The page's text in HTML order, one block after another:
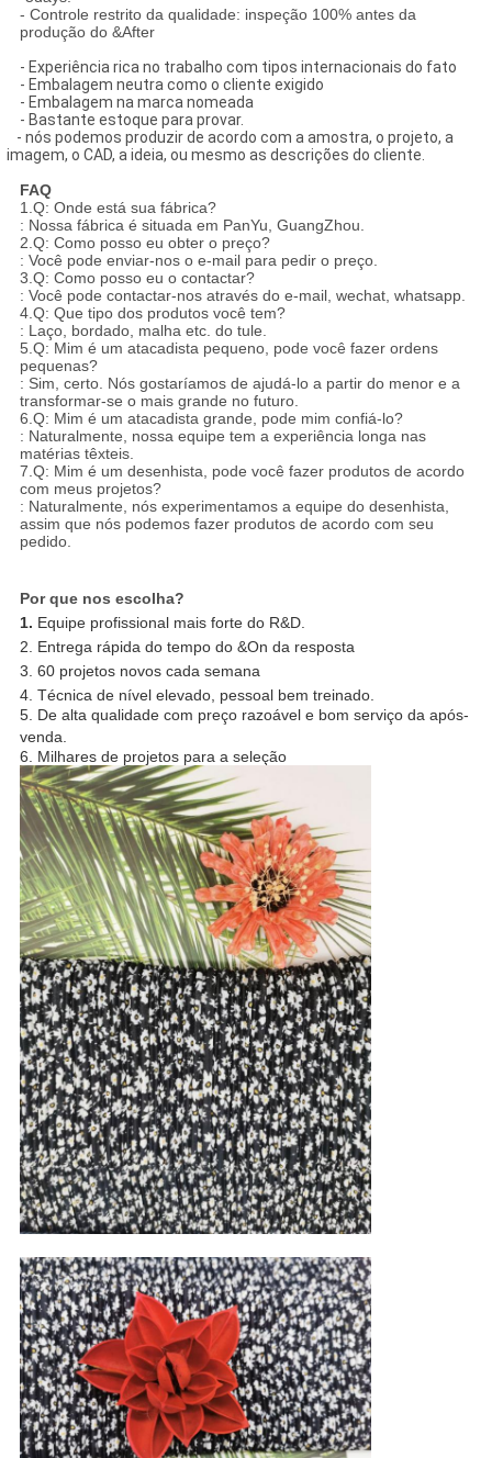
- Controle restrito da qualidade: inspeção 100% antes da
produção do &After
- Experiência rica no trabalho com tipos internacionais do fato
- Embalagem neutra como o cliente exigido
- Embalagem na marca nomeada
- Bastante estoque para provar.
- nós podemos produzir de acordo com a amostra, o projeto, a
imagem, o CAD, a ideia, ou mesmo as descrições do cliente.
FAQ
1.Q: Onde está sua fábrica?
: Nossa fábrica é situada em PanYu, GuangZhou.
2.Q: Como posso eu obter o preço?
: Você pode enviar-nos o e-mail para pedir o preço.
3.Q: Como posso eu o contactar?
: Você pode contactar-nos através do e-mail, wechat, whatsapp.
4.Q: Que tipo dos produtos você tem?
: Laço, bordado, malha etc. do tule.
5.Q: Mim é um atacadista pequeno, pode você fazer ordens
pequenas?
: Sim, certo. Nós gostaríamos de ajudá-lo a partir do menor e a
transformar-se o mais grande no futuro.
6.Q: Mim é um atacadista grande, pode mim confiá-lo?
: Naturalmente, nossa equipe tem a experiência longa nas
matérias têxteis.
7.Q: Mim é um desenhista, pode você fazer produtos de acordo
com meus projetos?
: Naturalmente, nós experimentamos a equipe do desenhista,
assim que nós podemos fazer produtos de acordo com seu
pedido.
Por que nos escolha?
1. Equipe profissional mais forte do R&D.
2. Entrega rápida do tempo do &On da resposta
3. 60 projetos novos cada semana
4. Técnica de nível elevado, pessoal bem treinado.
5. De alta qualidade com preço razoável e bom serviço da após-
venda.
6. Milhares de projetos para a seleção